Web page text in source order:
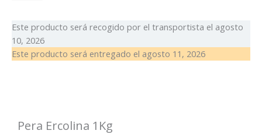
cantidad
Este producto será recogido por el transportista el agosto
10, 2026
Este producto será entregado el agosto 11, 2026
Pera Ercolina 1Kg